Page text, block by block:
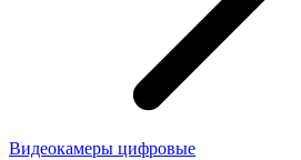
Видеокамеры цифровые